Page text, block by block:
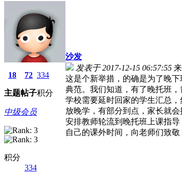
18
主题
72
帖子
334
积分
中级会员
积分
334
沙发
发表于 2017-12-15 06:57:55
这是个新举措，的确是为了晚
典范。我们知道，有了晚托班
学校需要延时回家的学生汇总
放晚学，有部分到点，家长就
安排教师轮流到晚托班上课指
自己的课外时间，向老师们致敬